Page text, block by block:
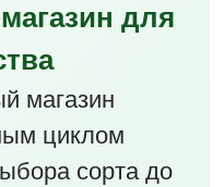
для
магазин
циклом
сорта до